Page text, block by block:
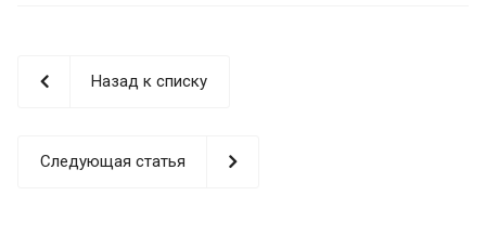
Назад к списку
Следующая статья